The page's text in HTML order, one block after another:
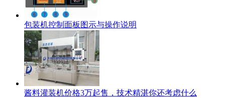
包装机控制面板图示与操作说明
酱料灌装机价格3万起售，技术精湛你还考虑什么